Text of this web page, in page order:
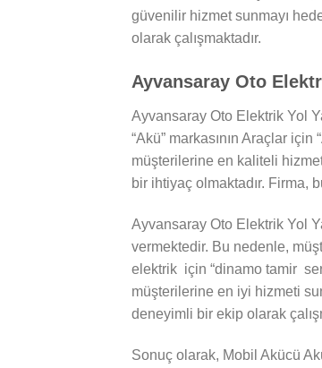
güvenilir hizmet sunmayı
olarak çalışmaktadır.
Ayvansaray Oto
Ayvansaray Oto Elektrik Yol
“Akü” markasının Araçlar
müşterilerine en kaliteli
bir ihtiyaç olmaktadır. Firma,
Ayvansaray Oto Elektrik Yol
vermektedir. Bu nedenle,
elektrik için “dinamo tamir
müşterilerine en iyi hizmeti
deneyimli bir ekip olarak
Sonuç olarak, Mobil Akücü